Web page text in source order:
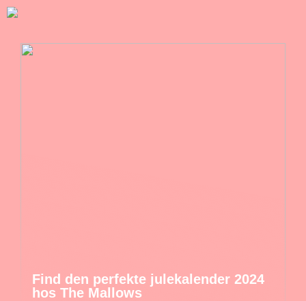
Find den perfekte julekalender 2024
hos The Mallows